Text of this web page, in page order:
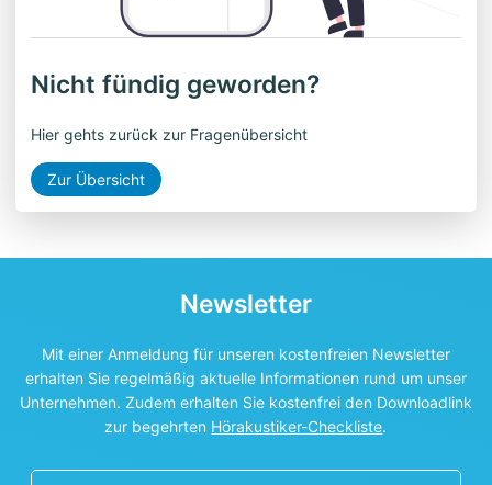
Nicht fündig geworden?
Hier gehts zurück zur Fragenübersicht
Zur Übersicht
Newsletter
Mit einer Anmeldung für unseren kostenfreien Newsletter
erhalten Sie regelmäßig aktuelle Informationen rund um unser
Unternehmen. Zudem erhalten Sie kostenfrei den Downloadlink
zur begehrten Hörakustiker-Checkliste.